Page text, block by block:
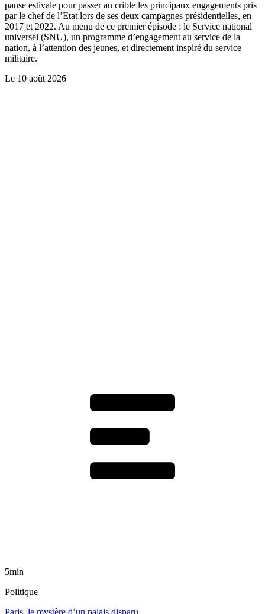
pause estivale pour passer au crible les principaux engagements pris
par le chef de l’Etat lors de ses deux campagnes présidentielles, en
2017 et 2022. Au menu de ce premier épisode : le Service national
universel (SNU), un programme d’engagement au service de la
nation, à l’attention des jeunes, et directement inspiré du service
militaire.
Le 10 août 2026
5min
Politique
Paris, le mystère d’un palais disparu